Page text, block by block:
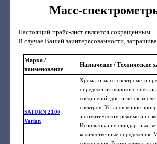
Масс-
Настоящий прайс-лист является сокращенным.
В случае Вашей заинтересованности,
Марка /
наименование
Назначение / Технические
SATURN 2100
Varian
Хромато-масс-спектрометр
определения широкого
соединений достигается за
спектров. Установленное
автоматическом режиме и
Использование стандартных
количественные определения.